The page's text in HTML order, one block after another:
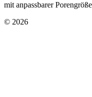
mit anpassbarer
© 2026